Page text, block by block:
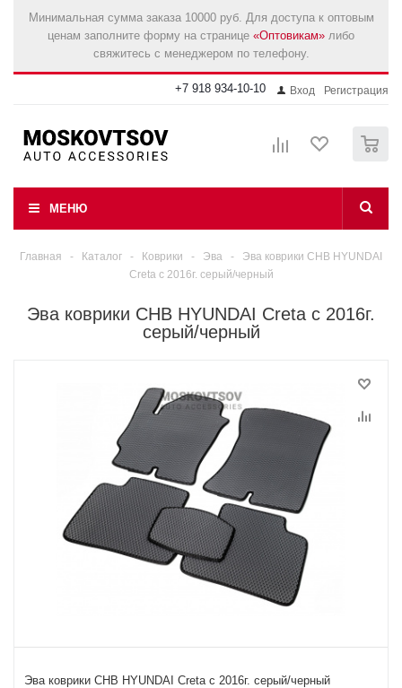
Минимальная сумма заказа 10000 руб. Для доступа к оптовым
ценам заполните форму на странице «Оптовикам» либо
свяжитесь с менеджером по телефону.
Вход Регистрация
+7 918 934-10-10
МЕНЮ
Главная - Каталог - Коврики - Эва -
Эва коврики СНВ HYUNDAI
Creta c 2016г. серый/черный
Эва коврики СНВ HYUNDAI Creta c 2016г.
серый/черный
Эва коврики СНВ HYUNDAI Creta c 2016г. серый/черный